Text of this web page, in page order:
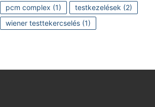
pcm complex (1) testkezelések (2)
wiener testtekercselés (1)